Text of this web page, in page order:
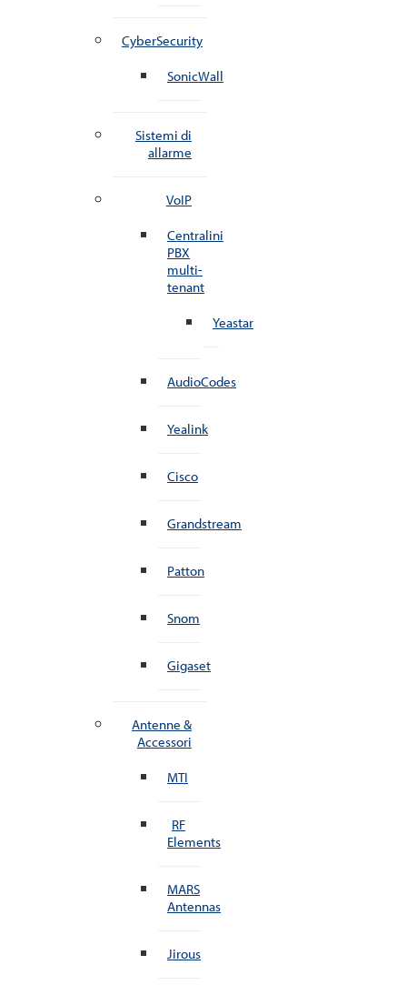
CyberSecurity
SonicWall
Sistemi di
allarme
VoIP
Centralini
PBX
multi-
tenant
Yeastar
AudioCodes
Yealink
Cisco
Grandstream
Patton
Snom
Gigaset
Antenne &
Accessori
MTI
RF
Elements
MARS
Antennas
Jirous